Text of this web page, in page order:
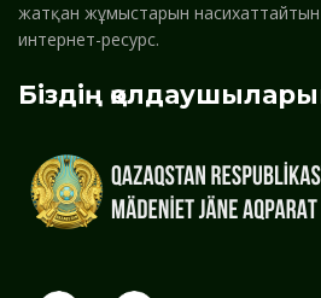
жатқан жұмыстарын насихаттайтын
интернет-ресурс.
Біздің